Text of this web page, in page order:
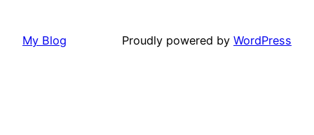
My Blog Proudly powered by WordPress